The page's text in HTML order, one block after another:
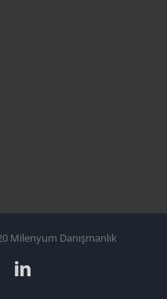
Milenyum Danışmanlık
LinkedIn